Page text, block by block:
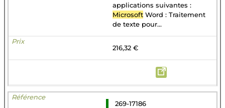
applications suivantes :
Microsoft Word : Traitement
de texte pour...
216,32 €
269-17186